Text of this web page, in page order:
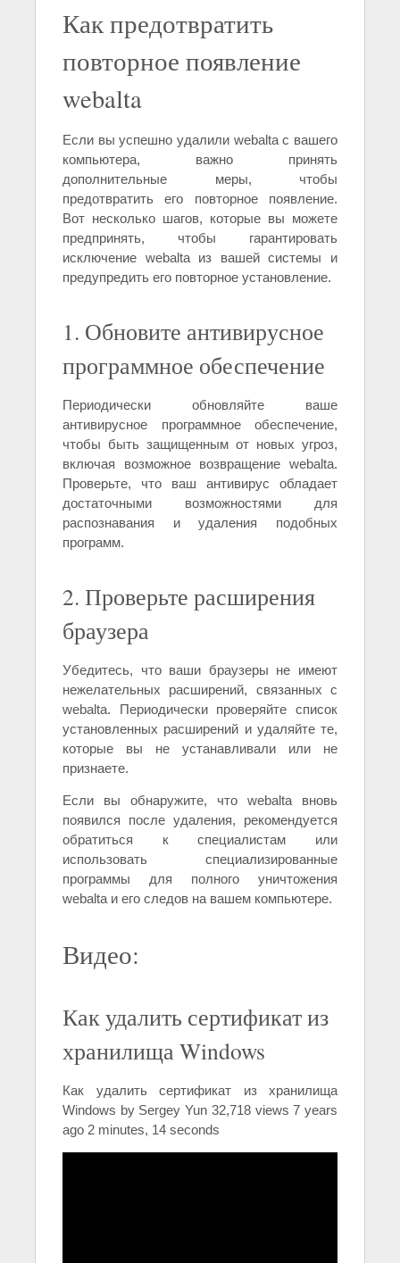
Как предотвратить
повторное появление
webalta
Если вы успешно удалили webalta с вашего
компьютера, важно принять
дополнительные меры, чтобы
предотвратить его повторное появление.
Вот несколько шагов, которые вы можете
предпринять, чтобы гарантировать
исключение webalta из вашей системы и
предупредить его повторное установление.
1. Обновите антивирусное
программное обеспечение
Периодически обновляйте ваше
антивирусное программное обеспечение,
чтобы быть защищенным от новых угроз,
включая возможное возвращение webalta.
Проверьте, что ваш антивирус обладает
достаточными возможностями для
распознавания и удаления подобных
программ.
2. Проверьте расширения
браузера
Убедитесь, что ваши браузеры не имеют
нежелательных расширений, связанных с
webalta. Периодически проверяйте список
установленных расширений и удаляйте те,
которые вы не устанавливали или не
признаете.
Если вы обнаружите, что webalta вновь
появился после удаления, рекомендуется
обратиться к специалистам или
использовать специализированные
программы для полного уничтожения
webalta и его следов на вашем компьютере.
Видео:
Как удалить сертификат из
хранилища Windows
Как удалить сертификат из хранилища
Windows by Sergey Yun 32,718 views 7 years
ago 2 minutes, 14 seconds